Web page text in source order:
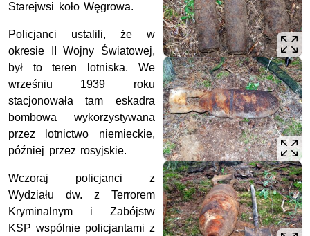
Starejwsi koło Węgrowa.
Policjanci ustalili, że w
okresie II Wojny Światowej,
był to teren lotniska. We
wrześniu 1939 roku
stacjonowała tam eskadra
bombowa wykorzystywana
przez lotnictwo niemieckie,
później przez rosyjskie.
Wczoraj policjanci z
Wydziału dw. z Terrorem
Kryminalnym i Zabójstw
KSP wspólnie policjantami z